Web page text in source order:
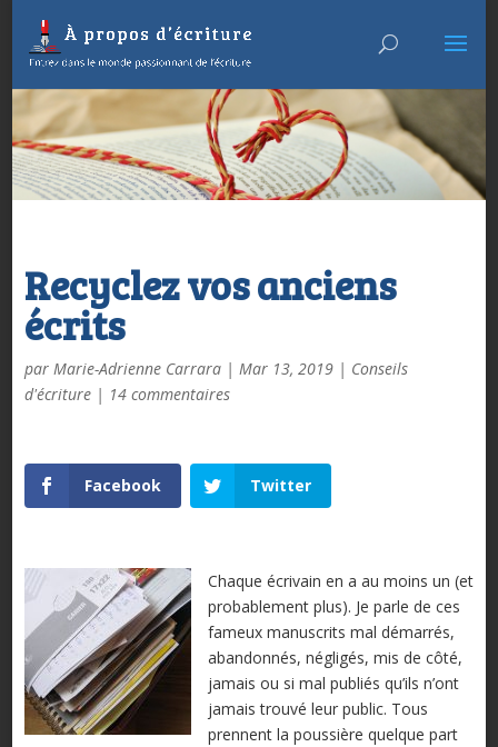
Recyclez vos anciens
écrits
par Marie-Adrienne Carrara| Mar 13, 2019| Conseils
d'écriture| 14 commentaires
Facebook Twitter
Chaque écrivain en a au moins un (et
probablement plus). Je parle de ces
fameux manuscrits mal démarrés,
abandonnés, négligés, mis de côté,
jamais ou si mal publiés qu’ils n’ont
jamais trouvé leur public. Tous
prennent la poussière quelque part